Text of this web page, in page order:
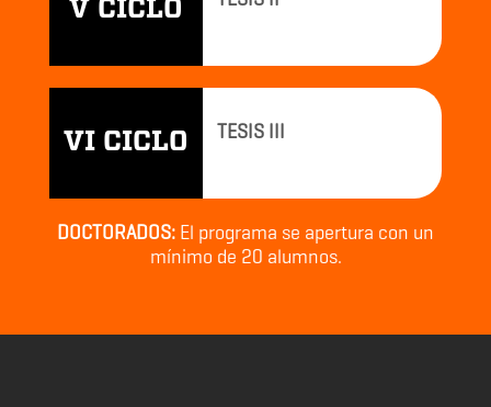
V CICLO
VI CICLO TESIS III
DOCTORADOS: El programa se apertura con un
mínimo de 20 alumnos.